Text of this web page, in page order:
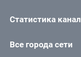
Статистика
Все города сети